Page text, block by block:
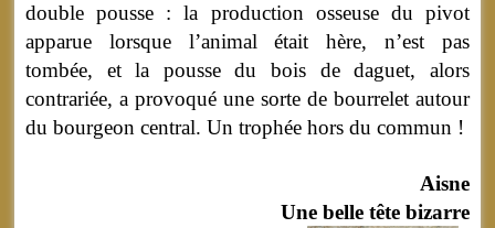
double pousse : la production osseuse du pivot
apparue lorsque l’animal était hère, n’est pas
tombée, et la pousse du bois de daguet, alors
contrariée, a provoqué une sorte de bourrelet autour
du bourgeon central. Un trophée hors du commun !
Aisne
Une belle tête bizarre